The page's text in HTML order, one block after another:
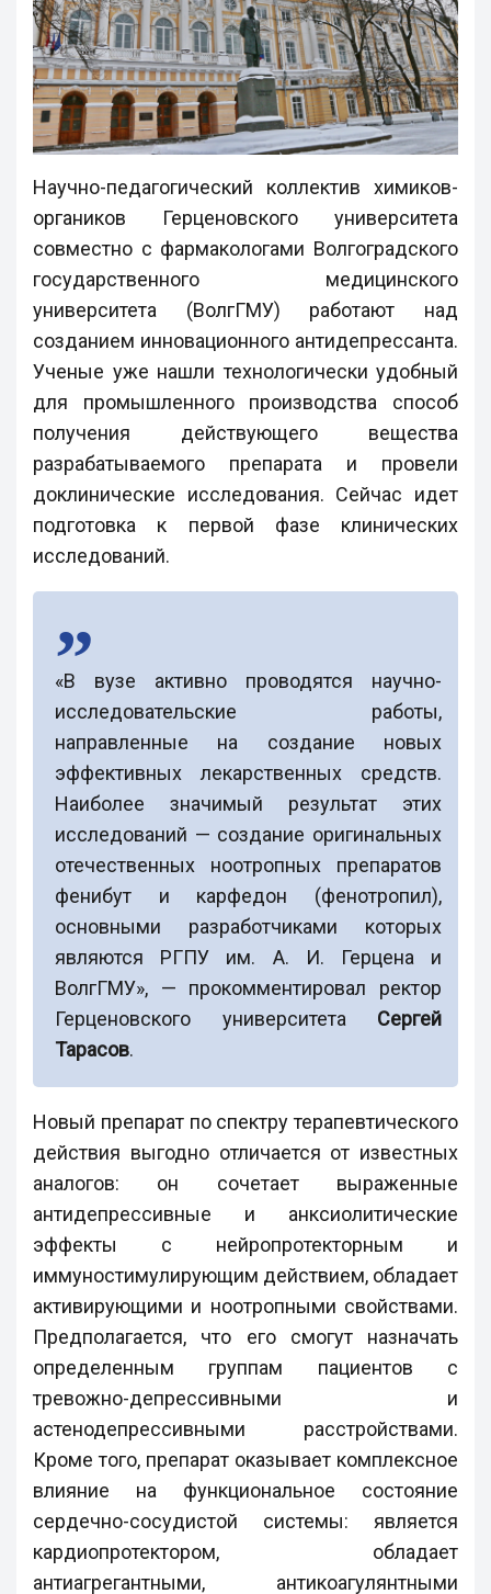
Научно-педагогический коллектив химиков-
органиков Герценовского университета
совместно с фармакологами Волгоградского
государственного медицинского
университета (ВолгГМУ) работают над
созданием инновационного антидепрессанта.
Ученые уже нашли технологически удобный
для промышленного производства способ
получения действующего вещества
разрабатываемого препарата и провели
доклинические исследования. Сейчас идет
подготовка к первой фазе клинических
исследований.
«В вузе активно проводятся научно-
исследовательские работы,
направленные на создание новых
эффективных лекарственных средств.
Наиболее значимый результат этих
исследований — создание оригинальных
отечественных ноотропных препаратов
фенибут и карфедон (фенотропил),
основными разработчиками которых
являются РГПУ им. А. И. Герцена и
ВолгГМУ», — прокомментировал ректор
Герценовского университета Сергей
Тарасов.
Новый препарат по спектру терапевтического
действия выгодно отличается от известных
аналогов: он сочетает выраженные
антидепрессивные и анксиолитические
эффекты с нейропротекторным и
иммуностимулирующим действием, обладает
активирующими и ноотропными свойствами.
Предполагается, что его смогут назначать
определенным группам пациентов с
тревожно-депрессивными и
астенодепрессивными расстройствами.
Кроме того, препарат оказывает комплексное
влияние на функциональное состояние
сердечно-сосудистой системы: является
кардиопротектором, обладает
антиагрегантными, антикоагулянтными